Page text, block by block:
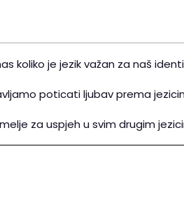
koliko je jezik važan za naš
poticati ljubav prema
za uspjeh u svim drugim